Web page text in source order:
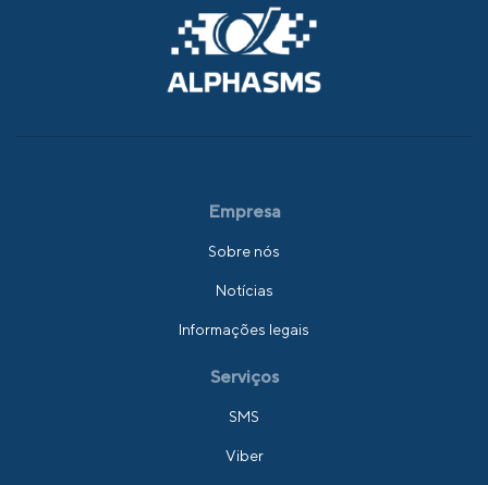
Empresa
Sobre nós
Notícias
Informações legais
Serviços
SMS
Viber